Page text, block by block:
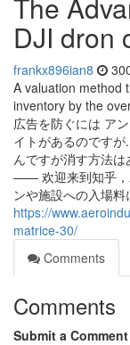
DJI dron
frankx896ian8
A valuation method
inventory by the
広告を防ぐには ア
イトがあるのです
んですが消す方法
—— 欢迎来到知乎，
ンや施設への入場料
https://
matrice-30/
Comments
Comments
Submit a Comment